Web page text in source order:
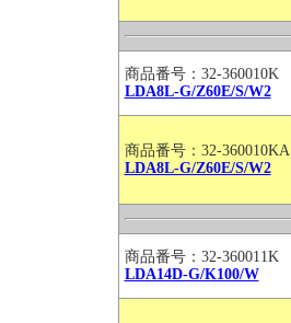
商品番号：32-360010K
LDA8L-G/Z60E/S/W2
商品番号：32-360010KA
LDA8L-G/Z60E/S/W2
商品番号：32-360011K
LDA14D-G/K100/W